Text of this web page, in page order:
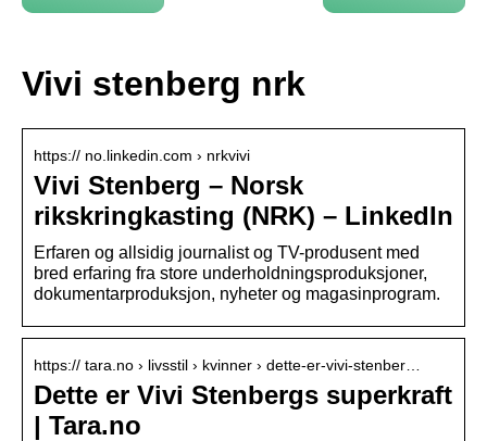
Vivi stenberg nrk
https:// no.linkedin.com › nrkvivi
Vivi Stenberg – Norsk
rikskringkasting (NRK) – LinkedIn
Erfaren og allsidig journalist og TV-produsent med
bred erfaring fra store underholdningsproduksjoner,
dokumentarproduksjon, nyheter og magasinprogram.
https:// tara.no › livsstil › kvinner › dette-er-vivi-stenber…
Dette er Vivi Stenbergs superkraft
| Tara.no